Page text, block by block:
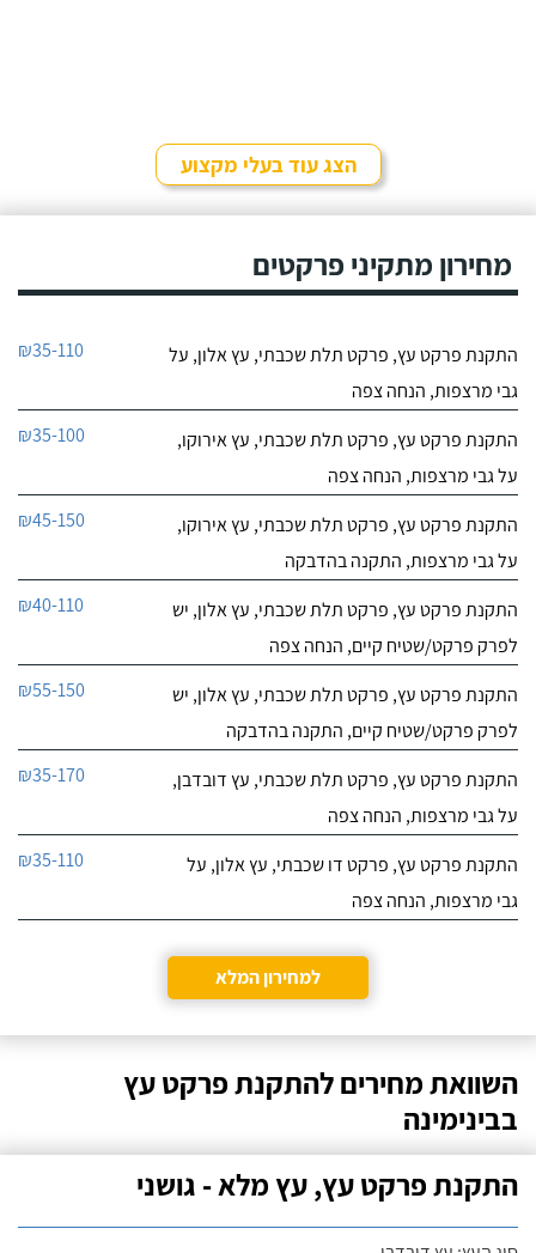
הצג עוד בעלי מקצוע
מחירון מתקיני פרקטים
התקנת פרקט עץ, פרקט תלת שכבתי, עץ אלון, על
גבי מרצפות, הנחה צפה
₪35-110
התקנת פרקט עץ, פרקט תלת שכבתי, עץ אירוקו,
על גבי מרצפות, הנחה צפה
₪35-100
התקנת פרקט עץ, פרקט תלת שכבתי, עץ אירוקו,
על גבי מרצפות, התקנה בהדבקה
₪45-150
התקנת פרקט עץ, פרקט תלת שכבתי, עץ אלון, יש
לפרק פרקט/שטיח קיים, הנחה צפה
₪40-110
התקנת פרקט עץ, פרקט תלת שכבתי, עץ אלון, יש
לפרק פרקט/שטיח קיים, התקנה בהדבקה
₪55-150
התקנת פרקט עץ, פרקט תלת שכבתי, עץ דובדבן,
על גבי מרצפות, הנחה צפה
₪35-170
התקנת פרקט עץ, פרקט דו שכבתי, עץ אלון, על
גבי מרצפות, הנחה צפה
₪35-110
למחירון המלא
השוואת מחירים להתקנת פרקט עץ
בבינימינה
התקנת פרקט עץ, עץ מלא - גושני